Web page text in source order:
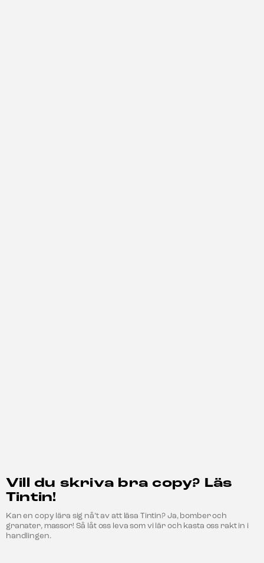
Vill du skriva bra copy? Läs
Tintin!
Kan en copy lära sig nå’t av att läsa Tintin? Ja, bomber och
granater, massor! Så låt oss leva som vi lär och kasta oss rakt in i
handlingen.